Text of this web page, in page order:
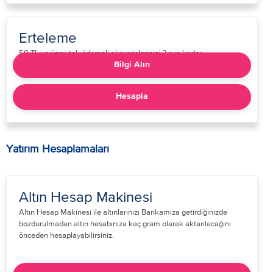
Erteleme
​​​50 TL ve üzeri tek ödemeli alışverişlerinizi 3 aya kadar
Bilgi Alın
Hesapla
Yatırım Hesaplamaları
Altın Hesap Makinesi
​Altın Hesap Makinesi ile altınlarınızı Bankamıza getirdiğinizde
bozdurulmadan altın hesabınıza kaç gram olarak aktarılacağını
önceden hesaplayabilirsiniz.​